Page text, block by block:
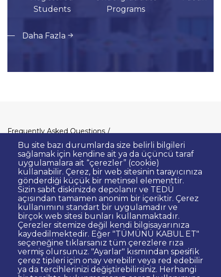
Students
Programs
Daha Fazla
Bu site bazı durumlarda size belirli bilgileri
sağlamak için kendine ait ya da üçüncü taraf
uygulamalara ait “çerezler” (cookie)
kullanabilir. Çerez, bir web sitesinin tarayıcınıza
gönderdiği küçük bir metinsel elementtir.
Sizin sabit diskinizde depolanır ve TEDÜ
açısından tamamen anonim bir içeriktir. Çerez
kullanımını standart bir uygulamadır ve
birçok web sitesi bunları kullanmaktadır.
Çerezler sitemize değil kendi bilgisayarınıza
kaydedilmektedir. Eğer "TÜMÜNÜ KABUL ET"
seçeneğine tıklarsanız tüm çerezlere rıza
vermiş olursunuz. "Ayarlar" kısmından spesifik
çerez tipleri için onay verebilir veya red edebilir
ya da tercihlerinizi değiştirebilirsiniz. Herhangi
Dipnot
Frequently Asked Questions
Clarification Text on Personal Data
Processing
Privacy Policy
Disclaimer
Right to Information
Contact Site Administrator
Bid Announcements
Corporate Identity
Open Consent Statement
Web Accessibility Statement
© TED University. Ziya Gökalp Caddesi No:48 06420, Kolej
Çankaya - Ankara